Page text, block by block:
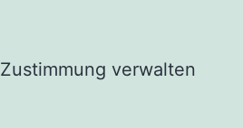
Zustimmung verwalten